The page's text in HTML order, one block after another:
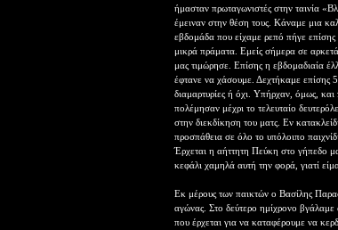
ήμασταν πρωταγωνιστές στην ταινία
έμειναν στην θέση τους. Κάναμε μια
εβδομάδα που είχαμε ρεπό πήγε
μικρά πράματα. Εμείς σήμερα σε
μας τιμώρησε. Επίσης η εβδομαδιαία
έφτανε να χάσουμε. Δεχτήκαμε επίσης 5
διαμαρτυρίες ή όχι. Υπήρχαν, όμως,
πολέμησαν μέχρι το τελευταίο
στην διεκδίκηση του ματς. Εν
προσπάθεια σε όλο το υπόλοιπο
Έρχεται η αήττητη Πεύκη στο γήπεδο
κεφάλι χαμηλά αυτή την φορά, γιατί
Εκ μέρους των παικτών ο Βασίλης
αγώνας. Στο δεύτερο ημίχρονο
που έρχεται για να καταφέρουμε να